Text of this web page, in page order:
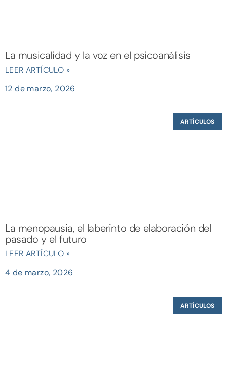
La musicalidad y la voz en el psicoanálisis
LEER ARTÍCULO »
12 de marzo, 2026
ARTÍCULOS
La menopausia, el laberinto de elaboración del
pasado y el futuro
LEER ARTÍCULO »
4 de marzo, 2026
ARTÍCULOS